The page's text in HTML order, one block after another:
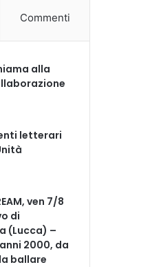
Commenti
alla
letterari
ven 7/8
di
(Lucca) –
2000, da
ballare